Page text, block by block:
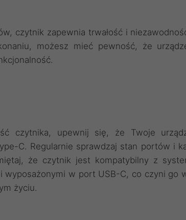
czytnik zapewnia trwałość i
możesz mieć pewność, że
czytnika, upewnij się, że Twoje
C. Regularnie sprawdzaj stan portów i
że czytnik jest kompatybilny z
wyposażonymi w port USB-C, co czyni go
życiu.